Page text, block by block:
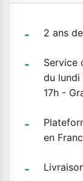
2 ans
Service
du lundi
17h -
en